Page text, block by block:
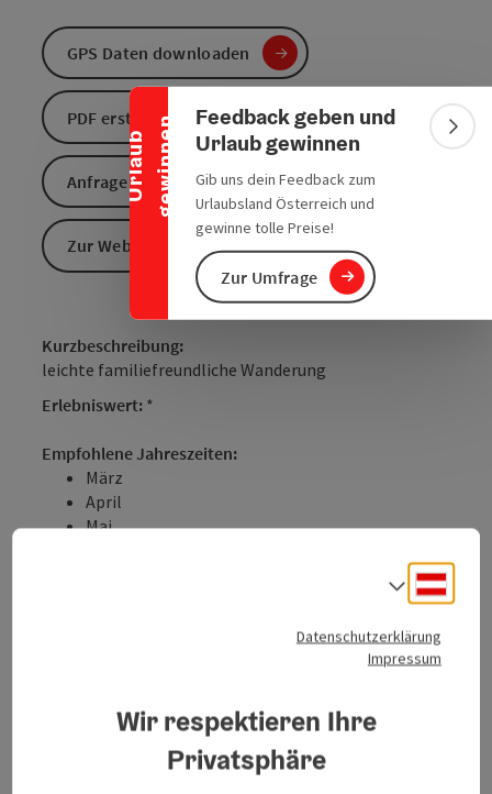
U
r
l
a
u
b
g
e
w
i
n
n
e n
Banner einklappen
Feedback geben und
Urlaub gewinnen
Gib uns dein Feedback zum
Urlaubsland Österreich und
gewinne tolle Preise!
Zur Umfrage
Kurzbeschreibung:
leichte familiefreundliche Wanderung
Erlebniswert: *
Empfohlene Jahreszeiten:
März
April
Mai
Eigenschaften:
Rundtour
Einkehrmöglichkeit
GPS Daten downloaden
PDF erstellen
Anfrage senden
Zur Website
Datenschutzerklärung
Impressum
Wir respektieren Ihre
Privatsphäre